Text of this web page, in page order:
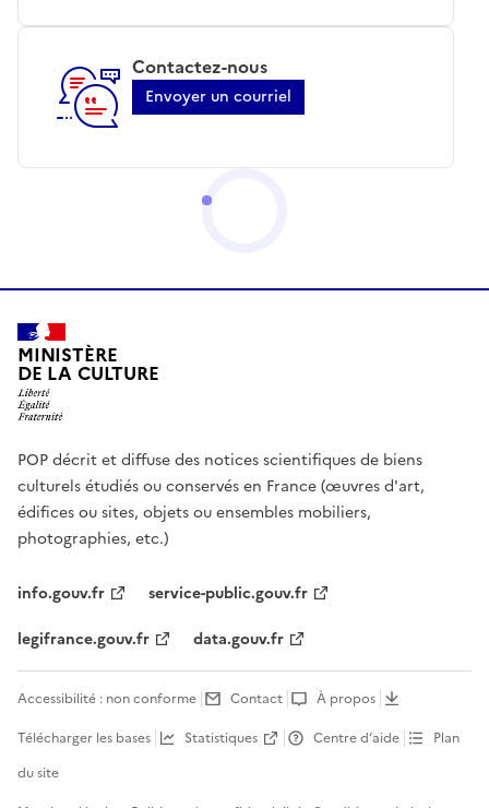
Contactez-nous
Envoyer un courriel
MINISTÈRE
DE LA CULTURE
POP décrit et diffuse des notices scientifiques de biens
culturels étudiés ou conservés en France (œuvres d'art,
édifices ou sites, objets ou ensembles mobiliers,
photographies, etc.)
info.gouv.fr
service-public.gouv.fr
legifrance.gouv.fr
data.gouv.fr
Accessibilité : non conforme Contact
À propos
Télécharger les bases
Statistiques Centre d’aide
Plan
du site